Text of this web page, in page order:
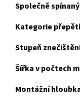
Společně
Kategorie
Stupeň
Šířka v počtech
Montážní